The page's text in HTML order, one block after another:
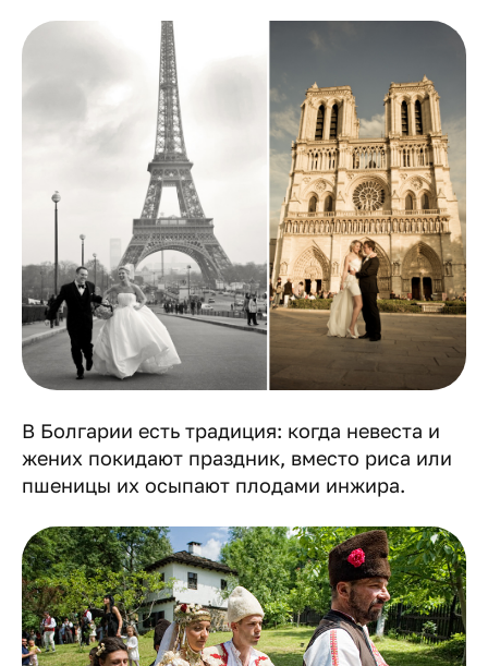
В Болгарии есть традиция: когда невеста и
жених покидают праздник, вместо риса или
пшеницы их осыпают плодами инжира.